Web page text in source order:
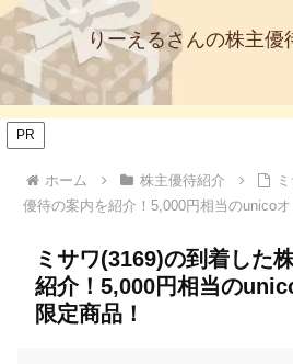
りーえるさんの株主優
PR
ホーム 株主優待紹介
優待の案内を紹介！5,000円相当のunico
ミサワ(3169)の到着した
紹介！5,000円相当の
限定商品！